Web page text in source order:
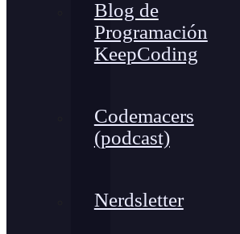
Blog de
Programación
KeepCoding
Codemacers
(podcast)
Nerdsletter